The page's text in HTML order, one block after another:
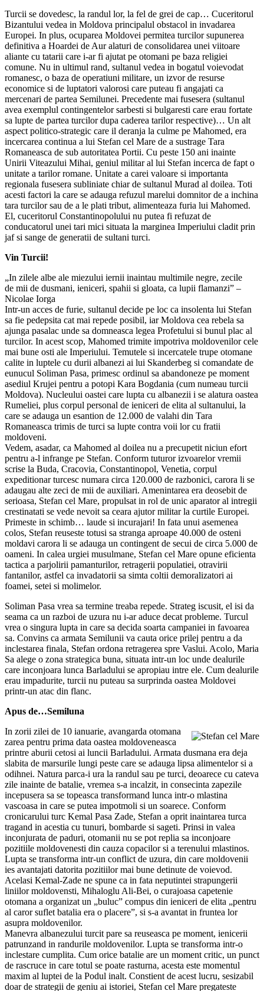
Turcii se dovedesc, la randul lor, la fel de grei de cap… Cuceritorul
Bizantului vedea in Moldova principalul obstacol in invadarea
Europei. In plus, ocuparea Moldovei permitea turcilor supunerea
definitiva a Hoardei de Aur alaturi de consolidarea unei viitoare
aliante cu tatarii care i-ar fi ajutat pe otomani pe baza religiei
comune. Nu in ultimul rand, sultanul vedea in bogatul voievodat
romanesc, o baza de operatiuni militare, un izvor de resurse
economice si de luptatori valorosi care puteau fi angajati ca
mercenari de partea Semilunei. Precedente mai fusesera (sultanul
avea exemplul contingentelor sarbesti si bulgaresti care erau fortate
sa lupte de partea turcilor dupa caderea tarilor respective)… Un alt
aspect politico-strategic care il deranja la culme pe Mahomed, era
incercarea continua a lui Stefan cel Mare de a sustrage Tara
Romaneasca de sub autoritatea Portii. Cu peste 150 ani inainte
Unirii Viteazului Mihai, geniul militar al lui Stefan incerca de fapt o
unitate a tarilor romane. Unitate a carei valoare si importanta
regionala fusesera subliniate chiar de sultanul Murad al doilea. Toti
acesti factori la care se adauga refuzul marelui domnitor de a inchina
tara turcilor sau de a le plati tribut, alimenteaza furia lui Mahomed.
El, cuceritorul Constantinopolului nu putea fi refuzat de
conducatorul unei tari mici situata la marginea Imperiului cladit prin
jaf si sange de generatii de sultani turci.
Vin Turcii!
„In zilele albe ale miezului iernii inaintau multimile negre, zecile
de mii de dusmani, ieniceri, spahii si gloata, ca lupii flamanzi” –
Nicolae Iorga
Intr-un acces de furie, sultanul decide pe loc ca insolenta lui Stefan
sa fie pedepsita cat mai repede posibil, iar Moldova cea rebela sa
ajunga pasalac unde sa domneasca legea Profetului si bunul plac al
turcilor. In acest scop, Mahomed trimite impotriva moldovenilor cele
mai bune osti ale Imperiului. Temutele si incercatele trupe otomane
calite in luptele cu durii albanezi ai lui Skanderbeg si comandate de
eunucul Soliman Pasa, primesc ordinul sa abandoneze pe moment
asediul Krujei pentru a potopi Kara Bogdania (cum numeau turcii
Moldova). Nucleului oastei care lupta cu albanezii i se alatura oastea
Rumeliei, plus corpul personal de ieniceri de elita al sultanului, la
care se adauga un esantion de 12.000 de valahi din Tara
Romaneasca trimis de turci sa lupte contra voii lor cu fratii
moldoveni.
Vedem, asadar, ca Mahomed al doilea nu a precupetit niciun efort
pentru a-l infrange pe Stefan. Conform tuturor izvoarelor vremii
scrise la Buda, Cracovia, Constantinopol, Venetia, corpul
expeditionar turcesc numara circa 120.000 de razbonici, carora li se
adaugau alte zeci de mii de auxiliari. Amenintarea era deosebit de
serioasa, Stefan cel Mare, propulsat in rol de unic aparator al intregii
crestinatati se vede nevoit sa ceara ajutor militar la curtile Europei.
Primeste in schimb… laude si incurajari! In fata unui asemenea
colos, Stefan reuseste totusi sa stranga aproape 40.000 de osteni
moldavi carora li se adauga un contingent de secui de circa 5.000 de
oameni. In calea urgiei musulmane, Stefan cel Mare opune eficienta
tactica a parjolirii pamanturilor, retragerii populatiei, otravirii
fantanilor, astfel ca invadatorii sa simta coltii demoralizatori ai
foamei, setei si molimelor.
Soliman Pasa vrea sa termine treaba repede. Strateg iscusit, el isi da
seama ca un razboi de uzura nu i-ar aduce decat probleme. Turcul
vrea o singura lupta in care sa decida soarta campaniei in favoarea
sa. Convins ca armata Semilunii va cauta orice prilej pentru a da
inclestarea finala, Stefan ordona retragerea spre Vaslui. Acolo, Maria
Sa alege o zona strategica buna, situata intr-un loc unde dealurile
care inconjoara lunca Barladului se apropiau intre ele. Cum dealurile
erau impadurite, turcii nu puteau sa surprinda oastea Moldovei
printr-un atac din flanc.
Apus de…Semiluna
In zorii zilei de 10 ianuarie, avangarda otomana
zarea pentru prima data oastea moldoveneasca
printre aburii cetosi ai luncii Barladului. Armata dusmana era deja
slabita de marsurile lungi peste care se adauga lipsa alimentelor si a
odihnei. Natura parca-i ura la randul sau pe turci, deoarece cu cateva
zile inainte de batalie, vremea s-a incalzit, in consecinta zapezile
incepusera sa se topeasca transformand lunca intr-o mlastina
vascoasa in care se putea impotmoli si un soarece. Conform
cronicarului turc Kemal Pasa Zade, Stefan a oprit inaintarea turca
tragand in acestia cu tunuri, bombarde si sageti. Prinsi in valea
inconjurata de paduri, otomanii nu se pot replia sa inconjoare
pozitiile moldovenesti din cauza copacilor si a terenului mlastinos.
Lupta se transforma intr-un conflict de uzura, din care moldovenii
ies avantajati datorita pozitiilor mai bune detinute de voievod.
Acelasi Kemal-Zade ne spune ca in fata neputintei strapungerii
liniilor moldovensti, Mihaloglu Ali-Bei, o curajoasa capetenie
otomana a organizat un „buluc” compus din ieniceri de elita „pentru
al caror suflet batalia era o placere”, si s-a avantat in fruntea lor
asupra moldovenilor.
Manevra albanezului turcit pare sa reuseasca pe moment, ienicerii
patrunzand in randurile moldovenilor. Lupta se transforma intr-o
inclestare cumplita. Cum orice batalie are un moment critic, un punct
de rascruce in care totul se poate rasturna, acesta este momentul
maxim al luptei de la Podul inalt. Constient de acest lucru, sesizabil
doar de strategii de geniu ai istoriei, Stefan cel Mare pregateste